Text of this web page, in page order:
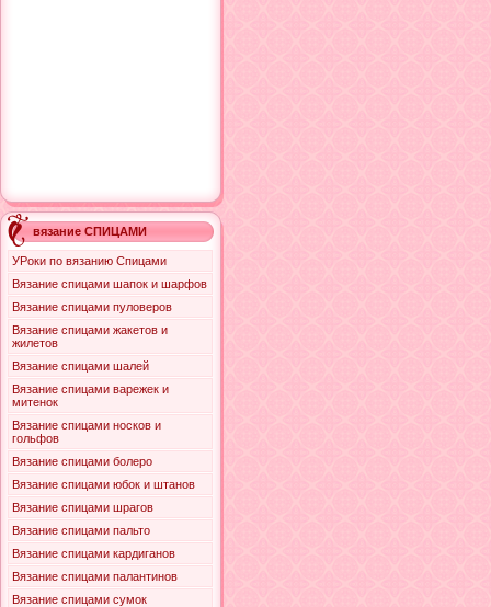
вязание СПИЦАМИ
УРоки по вязанию Спицами
Вязание спицами шапок и шарфов
Вязание спицами пуловеров
Вязание спицами жакетов и
жилетов
Вязание спицами шалей
Вязание спицами варежек и
митенок
Вязание спицами носков и
гольфов
Вязание спицами болеро
Вязание спицами юбок и штанов
Вязание спицами шрагов
Вязание спицами пальто
Вязание спицами кардиганов
Вязание спицами палантинов
Вязание спицами сумок